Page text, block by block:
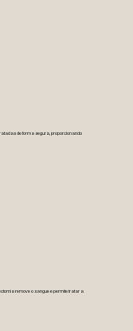
de forma segura, proporcionando
remove o sangue e permite tratar a